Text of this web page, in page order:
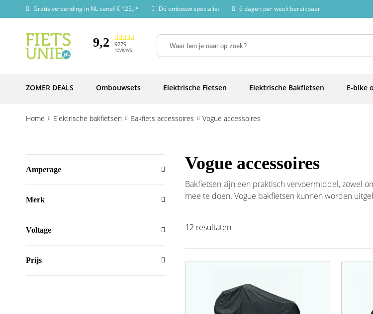
Gratis verzending in NL vanaf € 125,-* Dé ombouw specialist 6 dagen per week bereikbaar
9,2 9279
reviews
ZOMER DEALS Ombouwsets Elektrische Fietsen Elektrische Bakfietsen E-bike
Home Elektrische bakfietsen Bakfiets accessoires Vogue accessoires
Amperage
Merk
Voltage
Prijs
Vogue accessoires
Bakfietsen zijn een praktisch vervoermiddel, zowel
mee te doen. Vogue bakfietsen kunnen worden
12 resultaten